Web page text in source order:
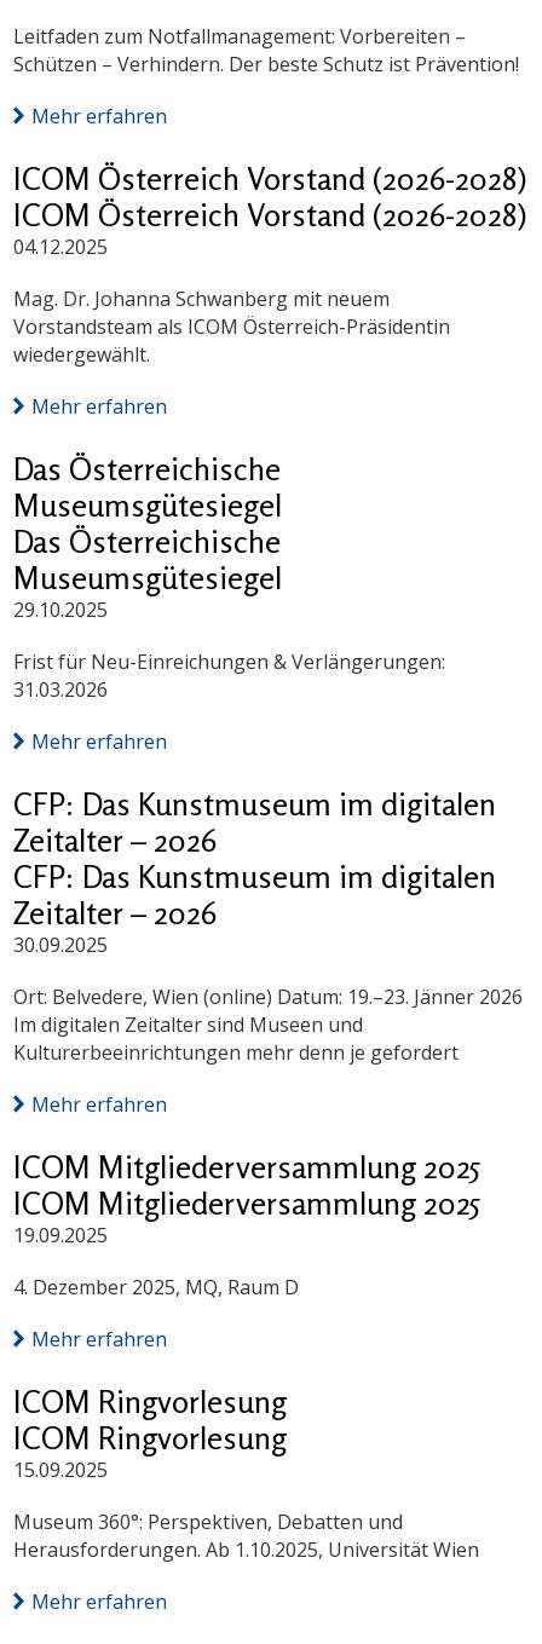
Leitfaden zum Notfallmanagement: Vorbereiten –
Schützen – Verhindern. Der beste Schutz ist Prävention!
Mehr erfahren
ICOM Österreich Vorstand (2026-2028)
ICOM Österreich Vorstand (2026-2028)
04.12.2025
Mag. Dr. Johanna Schwanberg mit neuem
Vorstandsteam als ICOM Österreich-Präsidentin
wiedergewählt.
Mehr erfahren
Das Österreichische
Museumsgütesiegel
Das Österreichische
Museumsgütesiegel
29.10.2025
Frist für Neu-Einreichungen & Verlängerungen:
31.03.2026
Mehr erfahren
CFP: Das Kunstmuseum im digitalen
Zeitalter – 2026
CFP: Das Kunstmuseum im digitalen
Zeitalter – 2026
30.09.2025
Ort: Belvedere, Wien (online) Datum: 19.–23. Jänner 2026
Im digitalen Zeitalter sind Museen und
Kulturerbeeinrichtungen mehr denn je gefordert
Mehr erfahren
ICOM Mitgliederversammlung 2025
ICOM Mitgliederversammlung 2025
19.09.2025
4. Dezember 2025, MQ, Raum D
Mehr erfahren
ICOM Ringvorlesung
ICOM Ringvorlesung
15.09.2025
Museum 360°: Perspektiven, Debatten und
Herausforderungen. Ab 1.10.2025, Universität Wien
Mehr erfahren